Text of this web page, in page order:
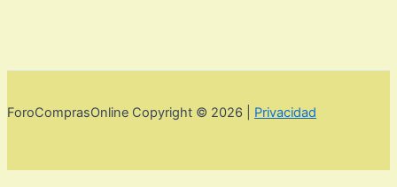
ForoComprasOnline Copyright © 2026 | Privacidad